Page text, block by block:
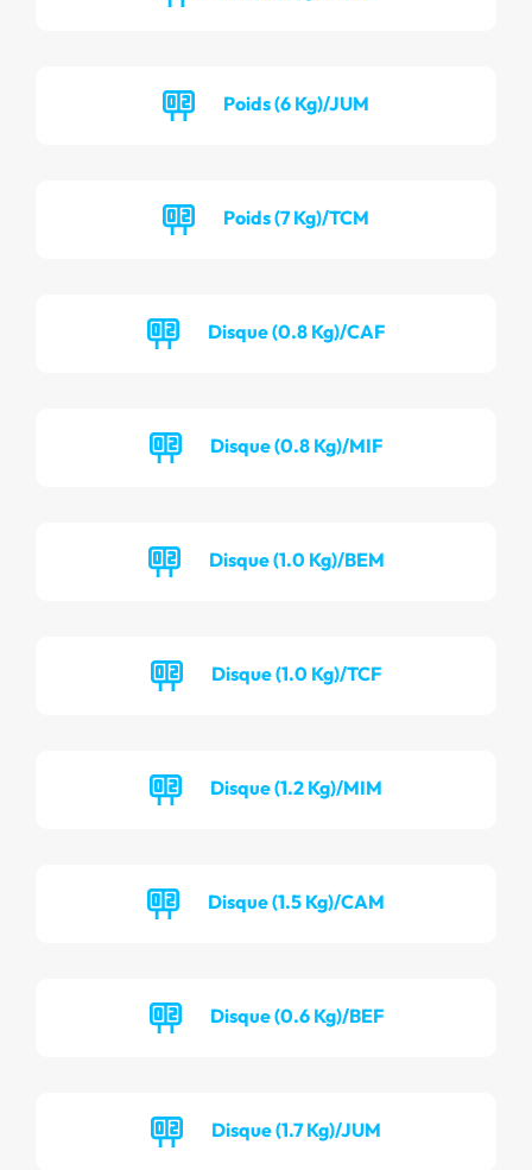
Poids (6 Kg)/JUM
Poids (7 Kg)/TCM
Disque (0.8 Kg)/CAF
Disque (0.8 Kg)/MIF
Disque (1.0 Kg)/BEM
Disque (1.0 Kg)/TCF
Disque (1.2 Kg)/MIM
Disque (1.5 Kg)/CAM
Disque (0.6 Kg)/BEF
Disque (1.7 Kg)/JUM